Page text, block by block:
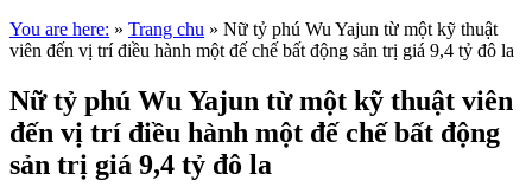
You are here: » Trang chu » Nữ tỷ phú Wu Yajun từ một kỹ thuật
viên đến vị trí điều hành một đế chế bất động sản trị giá 9,4 tỷ đô la
Nữ tỷ phú Wu Yajun từ một kỹ thuật viên
đến vị trí điều hành một đế chế bất động
sản trị giá 9,4 tỷ đô la